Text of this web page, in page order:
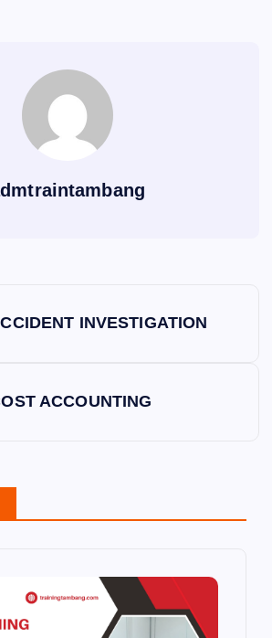
INVESTIGATION
ACCOUNTING